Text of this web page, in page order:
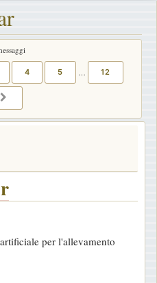
4 5 … 12
per l'allevamento